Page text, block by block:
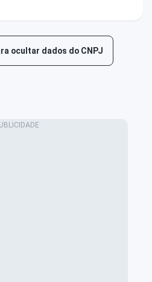
ocultar dados do CNPJ